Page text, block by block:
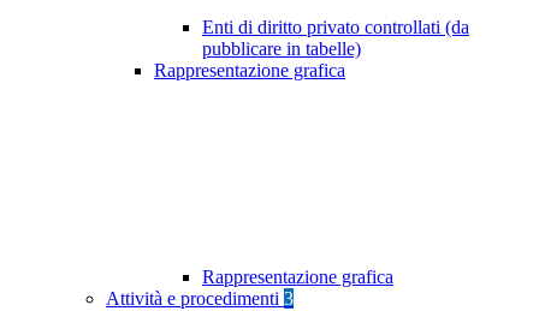
Enti di diritto privato controllati (da
pubblicare in tabelle)
Rappresentazione grafica
Rappresentazione grafica
Attività e procedimenti 3